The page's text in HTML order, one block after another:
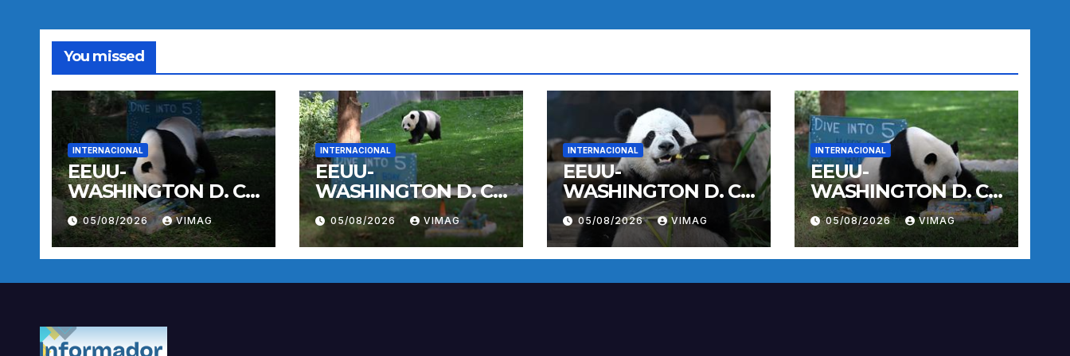
You missed
INTERNACIONAL
EEUU-
WASHINGTON D. C.-
PANDA GIGANTE
BAO LI-
CUMPLEAÑOS
05/08/2026 VIMAG
INTERNACIONAL
EEUU-
WASHINGTON D. C.-
PANDA GIGANTE
BAO LI-
CUMPLEAÑOS
05/08/2026 VIMAG
INTERNACIONAL
EEUU-
WASHINGTON D. C.-
PANDA GIGANTE
BAO LI-
CUMPLEAÑOS
05/08/2026 VIMAG
INTERNACIONAL
EEUU-
WASHINGTON D. C.-
PANDA GIGANTE
BAO LI-
CUMPLEAÑOS
05/08/2026 VIMAG